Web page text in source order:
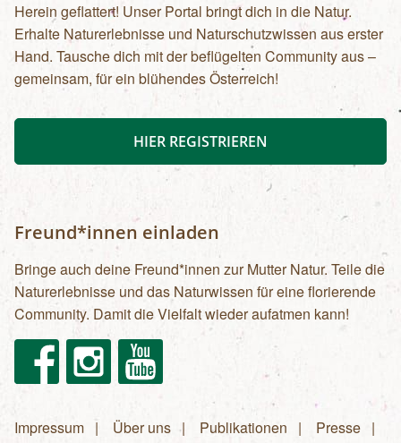
Herein geflattert! Unser Portal bringt dich in die Natur.
Erhalte Naturerlebnisse und Naturschutzwissen aus erster
Hand. Tausche dich mit der beflügelten Community aus –
gemeinsam, für ein blühendes Österreich!
HIER REGISTRIEREN
Freund*innen einladen
Bringe auch deine Freund*innen zur Mutter Natur. Teile die
Naturerlebnisse und das Naturwissen für eine florierende
Community. Damit die Vielfalt wieder aufatmen kann!
FacebookInstagram Youtube
Impressum Über uns Publikationen
Presse